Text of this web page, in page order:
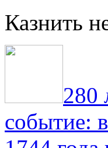
Казнить
280
событие: